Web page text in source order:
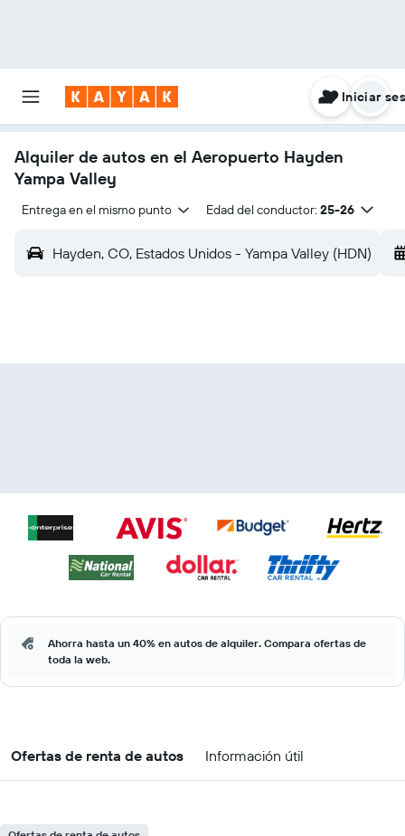
Iniciar
Alquiler de autos en el Aeropuerto Hayden
Yampa Valley
Entrega en el mismo punto Edad del conductor: 25-26
Hayden, CO, Estados Unidos - Yampa Valley (HDN)
Ahorra hasta un 40% en autos de alquiler. Compara ofertas de
toda la web.
Ofertas de renta de autos Información útil